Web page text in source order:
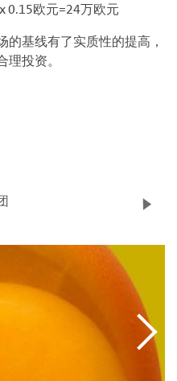
0.15欧元=24万欧元
基线有了实质性的提高，
投资。